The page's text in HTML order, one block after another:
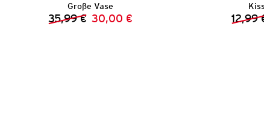
Große Vase
Vorheriger Preis:
35,99 € Neuer Preis:
30,00 € 12,99 €